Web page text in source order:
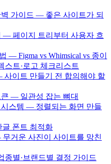
가이드 — 좋은 사이트가 되
— 페이지 트리부터 사용자 흐
— Figma vs Whimsical vs 종이
스트·로고 체크리스트
이트 만들기 전 합의해야 할
— 일관성 잡는 뼈대
시스템 — 정렬되는 화면 만들
폰트 최적화
거운 사진이 사이트를 망친
별·브랜드별 결정 가이드